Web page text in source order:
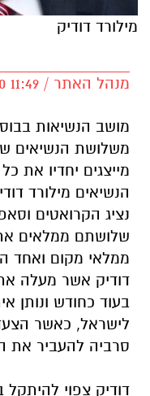
מילורד דודיק
מנהל האתר / 11:49 16.09.20
מושב הנשיאות
משלושת הנשיאים
מייצגים יחדיו את
הנשיאים מילורד
נציג הקרואטים
ממלאי מקום ואחד
דודיק אשר מעלה
בעוד כחודש ונותן
לישראל, כאשר
סרביה להעביר את
דודיק צפוי